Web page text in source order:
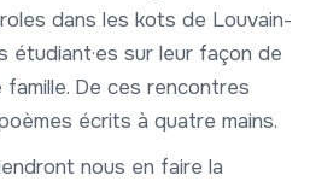
dans les kots de Louvain-
étudiant·es sur leur façon de
De ces rencontres
écrits à quatre mains.
nous en faire la